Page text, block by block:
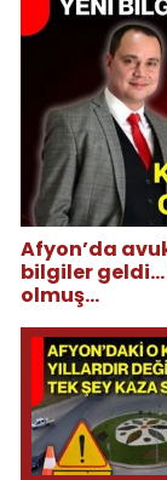
Afyon’da
bilgiler
olmuş...